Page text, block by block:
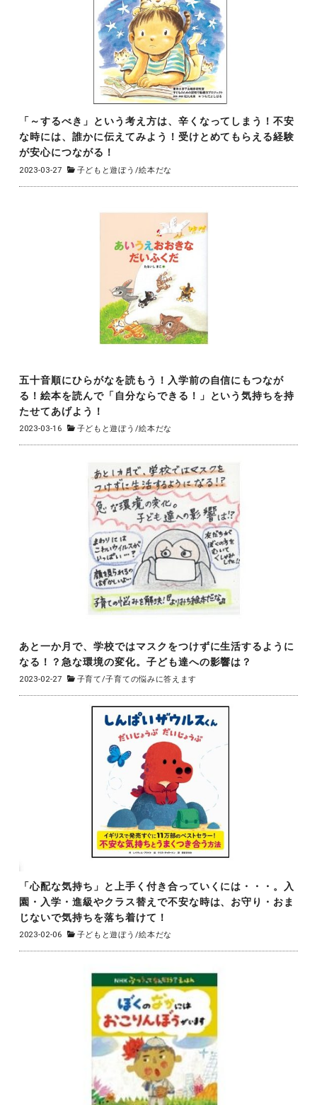
「～するべき」という考え方は、辛くなってしまう！不安
な時には、誰かに伝えてみよう！受けとめてもらえる経験
が安心につながる！
2023-03-27 子どもと遊ぼう /絵本だな
五十音順にひらがなを読もう！入学前の自信にもつなが
る！絵本を読んで「自分ならできる！」という気持ちを持
たせてあげよう！
2023-03-16 子どもと遊ぼう /絵本だな
あと一か月で、学校ではマスクをつけずに生活するように
なる！？急な環境の変化。子ども達への影響は？
2023-02-27 子育て/子育ての悩みに答えます
「心配な気持ち」と上手く付き合っていくには・・・。入
園・入学・進級やクラス替えで不安な時は、お守り・おま
じないで気持ちを落ち着けて！
2023-02-06 子どもと遊ぼう /絵本だな